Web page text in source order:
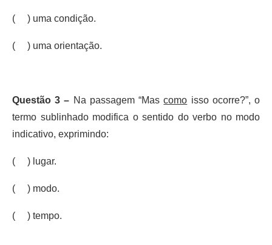
( ) uma condição.
( ) uma orientação.
Questão 3 – Na passagem “Mascomo isso ocorre?”, o
termo sublinhado modifica o sentido do verbo no modo
indicativo, exprimindo:
( ) lugar.
( ) modo.
( ) tempo.